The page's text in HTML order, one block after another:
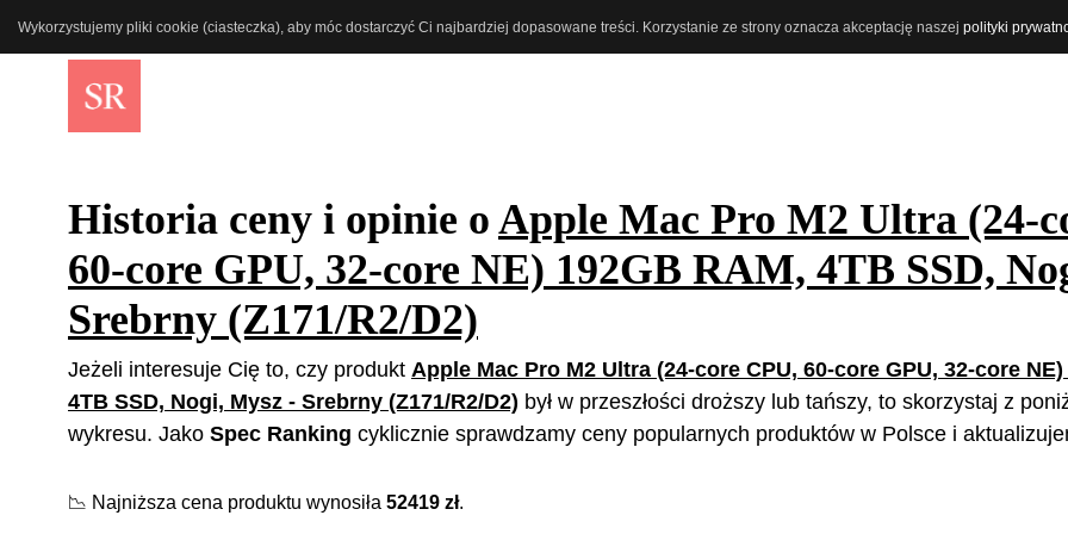
Wykorzystujemy pliki cookie (ciasteczka), aby móc dostarczyć Ci najbardziej dopasowane treści. Korzystanie ze strony oznacza akceptację naszej polityki
Historia ceny i opinie o Apple Mac Pro M2 Ultra (24-
60-core GPU, 32-core NE) 192GB RAM, 4TB SSD,
Srebrny (Z171/R2/D2)
Jeżeli interesuje Cię to, czy produkt Apple Mac Pro M2 Ultra (24-core CPU, 60-core GPU, 32-core
4TB SSD, Nogi, Mysz - Srebrny (Z171/R2/D2) był w przeszłości droższy lub tańszy, to skorzystaj z
wykresu. Jako Spec Ranking cyklicznie sprawdzamy ceny popularnych produktów w Polsce i
📉 Najniższa cena produktu wynosiła 52419 zł.